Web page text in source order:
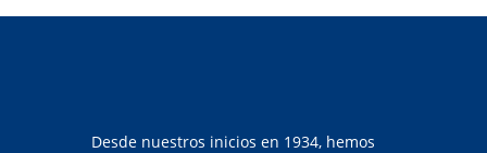
Desde nuestros inicios en 1934, hemos